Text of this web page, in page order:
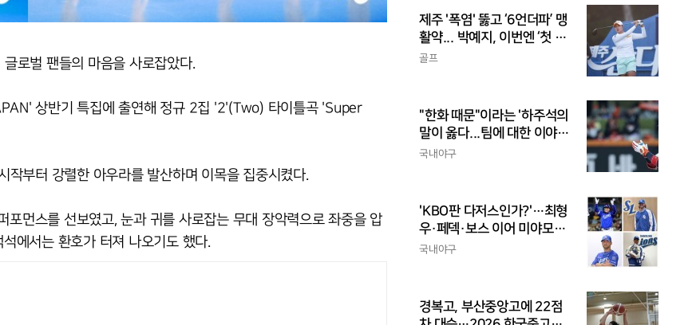
로벌 팬들의 마음을 사로잡았다.
상반기 특집에 출연해 정규 2집 '2'(Two) 타이틀곡 'Super
부터 강렬한 아우라를 발산하며 이목을 집중시켰다.
먼스를 선보였고, 눈과 귀를 사로잡는 무대 장악력으로 좌중을 압
에서는 환호가 터져 나오기도 했다.
제주 '폭염' 뚫고 ‘6언더파’ 맹
활약... 박예지, 이번엔 ‘첫 우
승’ 가나
골프
"한화 때문"이라는 '하주석의
말이 옳다...팀에 대한 이야
기, 끝까지 안 하는 게 도리
국내야구
'KBO판 다저스인가?'…최형
우·페덱·보스 이어 미야모리
까지, 삼성의 '스펙 만렙' 승부
국내야구
경복고, 부산중앙고에 22점